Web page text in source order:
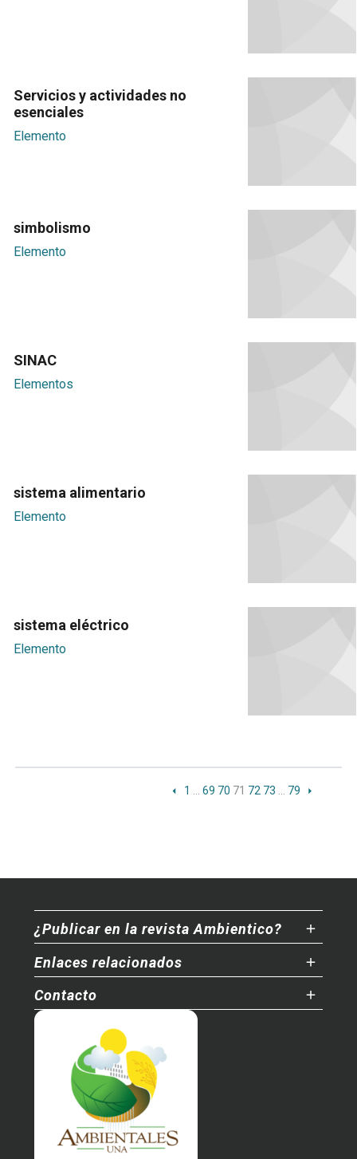
Servicios y actividades no
esenciales
Elemento
simbolismo
Elemento
SINAC
Elementos
sistema alimentario
Elemento
sistema eléctrico
Elemento
1 69 70 71 72 73 79
¿Publicar en la revista Ambientico?
Enlaces relacionados
Contacto